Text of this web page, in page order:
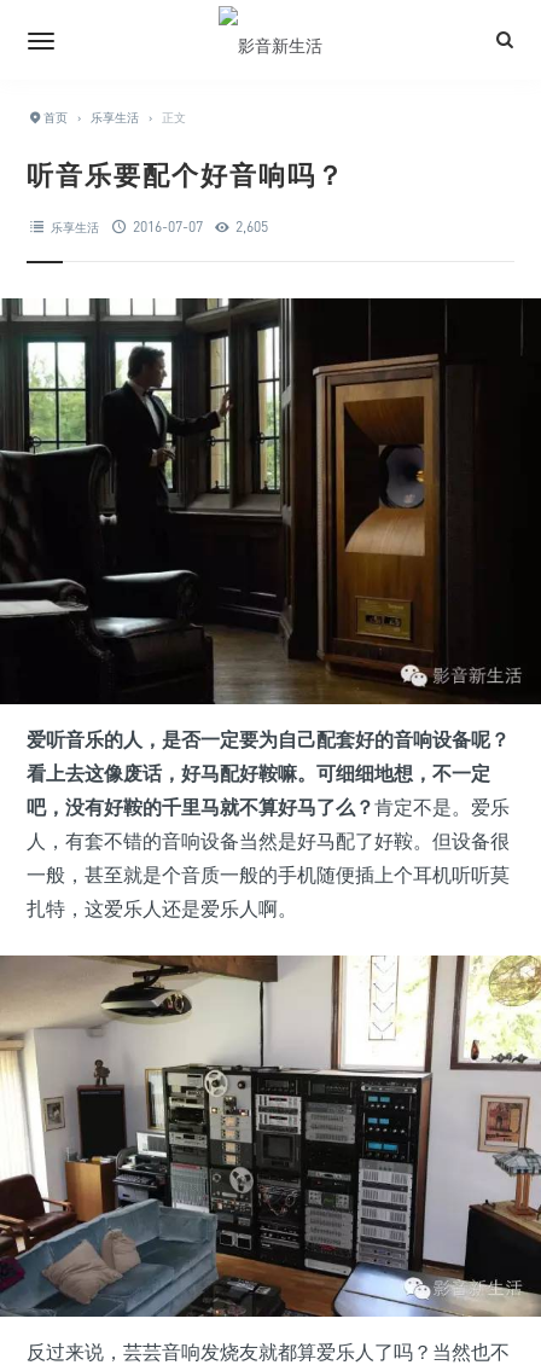
首页 › 乐享生活 › 正文
听音乐要配个好音响吗？
乐享生活 2016-07-07 2,605
爱听音乐的人，是否一定要为自己配套好的音响设备呢？
看上去这像废话，好马配好鞍嘛。可细细地想，不一定
吧，没有好鞍的千里马就不算好马了么？肯定不是。爱乐
人，有套不错的音响设备当然是好马配了好鞍。但设备很
一般，甚至就是个音质一般的手机随便插上个耳机听听莫
扎特，这爱乐人还是爱乐人啊。
反过来说，芸芸音响发烧友就都算爱乐人了吗？当然也不